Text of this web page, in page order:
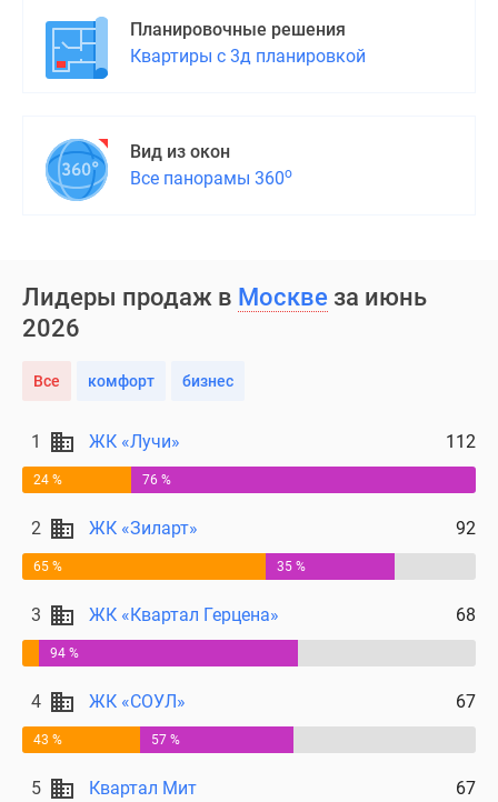
коттеджи
Новой
Москве
поселки
Строящиеся
коттеджные
Коттеджные
лесу
Коттеджные
поселки
водоема
Коттеджные
поселки
Бизнес-
центры
Скидки
Планировочные решения
Квартиры с 3д планировкой
Вид из окон
Все панорамы 360о
Лидеры продаж в Москве за июнь
2026
Все комфорт бизнес
1 ЖК «Лучи» 112
24 % 76 %
2 ЖК «Зиларт» 92
65 % 35 %
3 ЖК «Квартал Герцена» 68
94 %
4 ЖК «СОУЛ» 67
43 % 57 %
5 Квартал Мит 67